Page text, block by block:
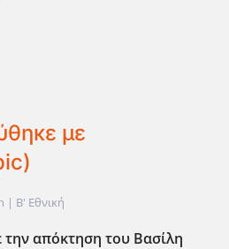
με
| Β' Εθνική
απόκτηση του Βασίλη